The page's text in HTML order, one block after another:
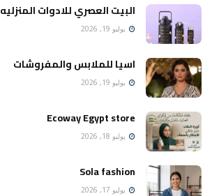
البيت العصري للادوات المنزليه
يوليو 19, 2026
اسيا للملابس والمفروشات
يوليو 19, 2026
Ecoway Egypt store
يوليو 18, 2026
Sola fashion
يوليو 17, 2026